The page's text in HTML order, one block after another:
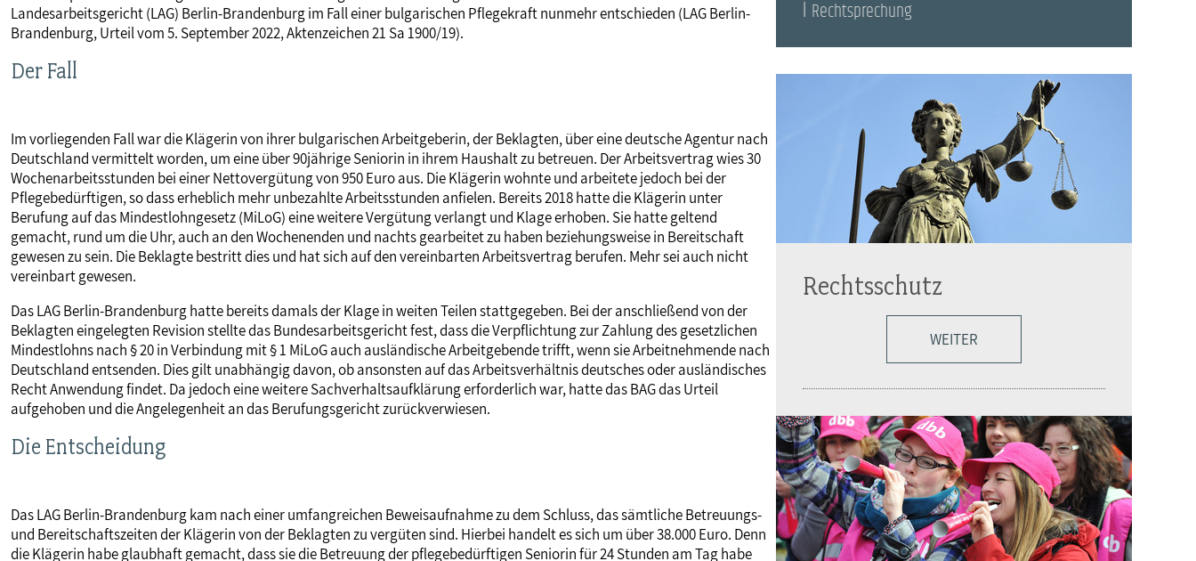
Frauen
Senioren
Versorgung
Rechtsprechung
Tarifverträge
Bildung
MITBESTIMMUNG
Akademie
Landesarbeitsgericht (LAG) Berlin-Brandenburg im Fall einer bulgarischen Pflegekraft nunmehr entschieden (LAG Berlin-
Brandenburg, Urteil vom 5. September 2022, Aktenzeichen 21 Sa 1900/19).
Der Fall
Im vorliegenden Fall war die Klägerin von ihrer bulgarischen Arbeitgeberin, der Beklagten, über eine deutsche Agentur nach
Deutschland vermittelt worden, um eine über 90jährige Seniorin in ihrem Haushalt zu betreuen. Der Arbeitsvertrag wies 30
Wochenarbeitsstunden bei einer Nettovergütung von 950 Euro aus. Die Klägerin wohnte und arbeitete jedoch bei der
Pflegebedürftigen, so dass erheblich mehr unbezahlte Arbeitsstunden anfielen. Bereits 2018 hatte die Klägerin unter
Berufung auf das Mindestlohngesetz (MiLoG) eine weitere Vergütung verlangt und Klage erhoben. Sie hatte geltend
gemacht, rund um die Uhr, auch an den Wochenenden und nachts gearbeitet zu haben beziehungsweise in Bereitschaft
gewesen zu sein. Die Beklagte bestritt dies und hat sich auf den vereinbarten Arbeitsvertrag berufen. Mehr sei auch nicht
vereinbart gewesen.
Das LAG Berlin-Brandenburg hatte bereits damals der Klage in weiten Teilen stattgegeben. Bei der anschließend von der
Beklagten eingelegten Revision stellte das Bundesarbeitsgericht fest, dass die Verpflichtung zur Zahlung des gesetzlichen
Mindestlohns nach § 20 in Verbindung mit § 1 MiLoG auch ausländische Arbeitgebende trifft, wenn sie Arbeitnehmende nach
Deutschland entsenden. Dies gilt unabhängig davon, ob ansonsten auf das Arbeitsverhältnis deutsches oder ausländisches
Recht Anwendung findet. Da jedoch eine weitere Sachverhaltsaufklärung erforderlich war, hatte das BAG das Urteil
aufgehoben und die Angelegenheit an das Berufungsgericht zurückverwiesen.
Die Entscheidung
Das LAG Berlin-Brandenburg kam nach einer umfangreichen Beweisaufnahme zu dem Schluss, das sämtliche Betreuungs-
und Bereitschaftszeiten der Klägerin von der Beklagten zu vergüten sind. Hierbei handelt es sich um über 38.000 Euro. Denn
die Klägerin habe glaubhaft gemacht, dass sie die Betreuung der pflegebedürftigen Seniorin für 24 Stunden am Tag habe
Rechtsprechung
Rechtsschutz
WEITER